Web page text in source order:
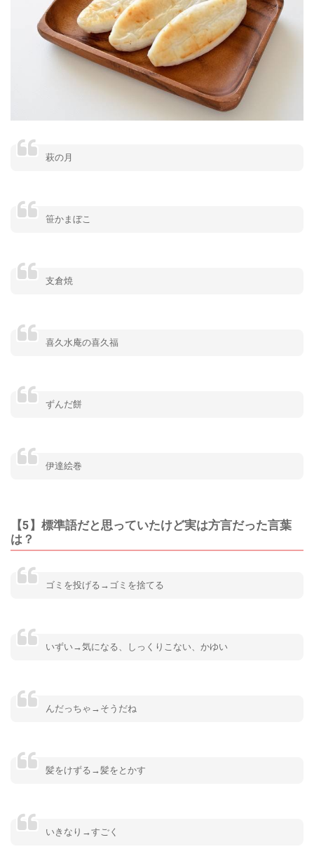
萩の月
笹かまぼこ
支倉焼
喜久水庵の喜久福
ずんだ餅
伊達絵巻
【5】標準語だと思っていたけど実は方言だった言葉
は？
ゴミを投げる→ゴミを捨てる
いずい→気になる、しっくりこない、かゆい
んだっちゃ→そうだね
髪をけずる→髪をとかす
いきなり→すごく